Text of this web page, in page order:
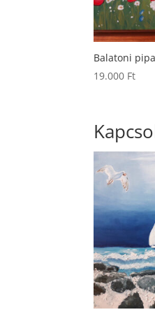
Balatoni
19.000 Ft